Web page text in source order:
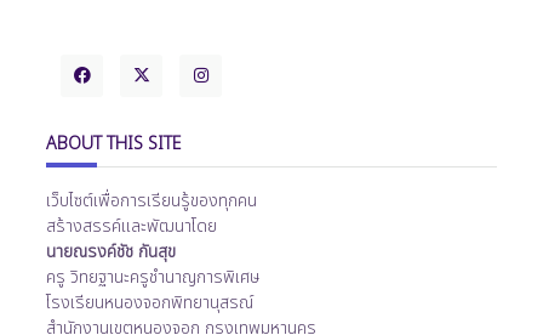
ABOUT THIS SITE
เว็บไซต์เพื่อการเรียนรู้ของทุกคน
สร้างสรรค์และพัฒนาโดย
นายณรงค์ชัช กันสุข
ครู วิทยฐานะครูชำนาญการพิเศษ
โรงเรียนหนองจอกพิทยานุสรณ์
สำนักงานเขตหนองจอก กรุงเทพมหานคร